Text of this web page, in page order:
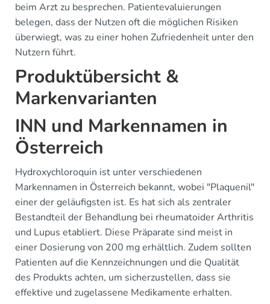
beim Arzt zu besprechen. Patientevaluierungen
belegen, dass der Nutzen oft die möglichen Risiken
überwiegt, was zu einer hohen Zufriedenheit unter den
Nutzern führt.
Produktübersicht &
Markenvarianten
INN und Markennamen in
Österreich
Hydroxychloroquin ist unter verschiedenen
Markennamen in Österreich bekannt, wobei "Plaquenil"
einer der geläufigsten ist. Es hat sich als zentraler
Bestandteil der Behandlung bei rheumatoider Arthritis
und Lupus etabliert. Diese Präparate sind meist in
einer Dosierung von 200 mg erhältlich. Zudem sollten
Patienten auf die Kennzeichnungen und die Qualität
des Produkts achten, um sicherzustellen, dass sie
effektive und zugelassene Medikamente erhalten.